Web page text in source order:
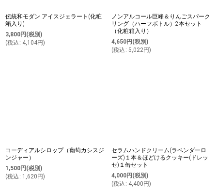
伝統和モダン アイスジェラート(化粧
箱入り)
3,800円 (税別)
(税込 : 4,104円)
ノンアルコール巨峰＆りんごスパーク
リング（ハーフボトル）2本セット
（化粧箱入り）
4,650円 (税別)
(税込 : 5,022円)
コーディアルシロップ（葡萄カシスジ
ンジャー）
1,500円 (税別)
(税込 : 1,620 円)
セラムハンドクリーム(ラベンダーロ
ーズ)１本＆ほどけるクッキー(ドレッ
セ)１缶セット
4,000円 (税別)
(税込 : 4,400 円)